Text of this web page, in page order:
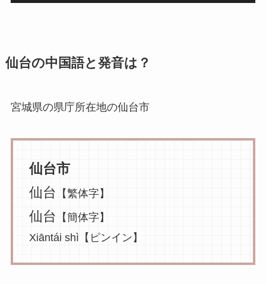
声
ー
ー
仙台の中国語と発音は？
宮城県の県庁所在地の仙台市
仙台市
仙台 【繁体字】
仙台 【簡体字】
Xiāntái shì【ピンイン】